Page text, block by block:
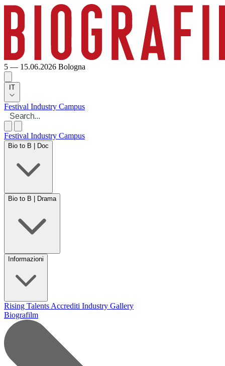
5 — 15.06.2026 Bologna
IT
Festival Industry Campus
Festival Industry Campus
Bio to B | Doc
Bio to B | Drama
Informazioni
Rising Talents Accrediti Industry Gallery
Biografilm